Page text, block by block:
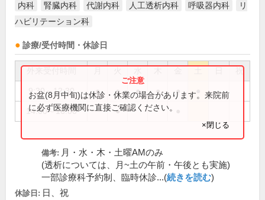
内科 腎臓内科 代謝内科 人工透析内科 呼吸器内科
リ
ハビリテーション科
診療/受付時間・休診日
祝
9:30～12:30 ● ● ● ● ●
14:00～16:00 ●
お盆(8月中旬)は休診・休業の場合があります。来院前
に必ず医療機関に直接ご確認ください。
×閉じる
備考: 月・水・木・土曜AMのみ
(透析については、月~土の午前・午後とも実施)
一部診療科予約制、臨時休診...(続きを読む)
休診日: 日、祝